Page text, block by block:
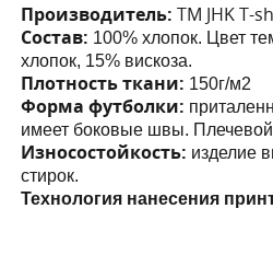
Производитель:ТМ JHK T-
Состав: 100% хлопок. Цвет
хлопок, 15% вискоза.
Плотность ткани: 150г/м2
Форма футболки:
имеет боковые швы.
Износостойкость: изделие
стирок.
Технология нанесения